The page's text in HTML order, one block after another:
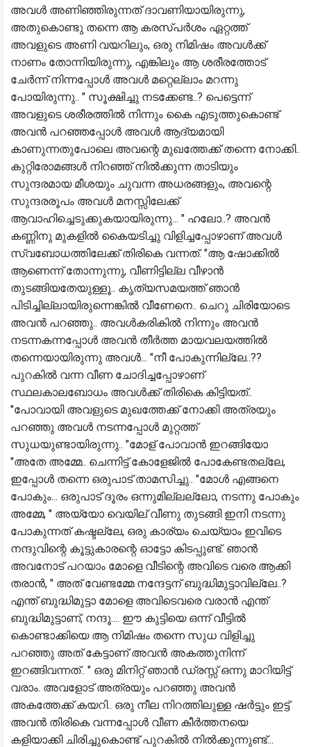
അവൾ അണിഞ്ഞിരുന്നത് ദാവണിയായിരുന്നു,
അതുകൊണ്ടു തന്നെ ആ കരസ്പർശം ഏറ്റത്ത്
അവളുടെ അണി വയറിലും, ഒരു നിമിഷം അവൾക്ക്
നാണം തോന്നിയിരുന്നു, എങ്കിലും ആ ശരീരത്തോട്
ചേർന്ന് നിന്നപ്പോൾ അവൾ മറ്റെല്ലാം മറന്നു
പോയിരുന്നു.. " സൂക്ഷിച്ചു നടക്കേണ്ട..? പെട്ടെന്ന്
അവളുടെ ശരീരത്തിൽ നിന്നും കൈ എടുത്തുകൊണ്ട്
അവൻ പറഞ്ഞപ്പോൾ അവൾ ആദ്യമായി
കാണുന്നതുപോലെ അവന്റെ മുഖത്തേക്ക് തന്നെ നോക്കി..
കുറ്റിരോമങ്ങൾ നിറഞ്ഞ് നിൽക്കുന്ന താടിയും
സുന്ദരമായ മീശയും ചുവന്ന അധരങ്ങളും, അവന്റെ
സുന്ദരരൂപം അവൾ മനസ്സിലേക്ക്
ആവാഹിച്ചെടുക്കുകയായിരുന്നു... " ഹലോ..? അവൻ
കണ്ണിനു മുകളിൽ കൈയടിച്ചു വിളിച്ചപ്പോഴാണ് അവൾ
സ്വബോധത്തിലേക്ക് തിരികെ വന്നത്. "ആ ഷോക്കിൽ
ആണെന്ന് തോന്നുന്നു, വീണിട്ടില്ല വീഴാൻ
തുടങ്ങിയതേയുള്ളൂ.. കൃത്യസമയത്ത് ഞാൻ
പിടിച്ചില്ലായിരുന്നെങ്കിൽ വീണേനെ.. ചെറു ചിരിയോടെ
അവൻ പറഞ്ഞു.. അവൾകരികിൽ നിന്നും അവൻ
നടന്നകന്നപ്പോൾ അവൻ തീർത്ത മായവലയത്തിൽ
തന്നെയായിരുന്നു അവൾ... "നീ പോകുന്നില്ലേ..??
പുറകിൽ വന്ന വീണ ചോദിച്ചപ്പോഴാണ്
സ്ഥലകാലബോധം അവൾക്ക് തിരികെ കിട്ടിയത്..
"പോവായി അവളുടെ മുഖത്തേക്ക് നോക്കി അത്രയും
പറഞ്ഞു അവൾ നടന്നപ്പോൾ മുറ്റത്ത്
സുധയുണ്ടായിരുന്നു.. "മോള് പോവാൻ ഇറങ്ങിയോ
"അതേ അമ്മേ.. ചെന്നിട്ട് കോളേജിൽ പോകേണ്ടതല്ലേ,
ഇപ്പോൾ തന്നെ ഒരുപാട് താമസിച്ചു.. "മോൾ എങ്ങനെ
പോകും... ഒരുപാട് ദൂരം ഒന്നുമില്ലല്ലോ, നടന്നു പോകും
അമ്മേ, " അയ്യോ വെയില് വീണു തുടങ്ങി ഇനി നടന്നു
പോകുന്നത് കഷ്ടല്ലേ, ഒരു കാര്യം ചെയ്യാം ഇവിടെ
നന്ദുവിന്റെ കൂട്ടുകാരന്റെ ഓട്ടോ കിടപ്പുണ്ട്. ഞാൻ
അവനോട് പറയാം മോളെ വീടിന്റെ അവിടെ വരെ ആക്കി
തരാൻ, " അത് വേണ്ടമ്മേ നന്ദേട്ടന് ബുദ്ധിമുട്ടാവില്ലേ..?
എന്ത് ബുദ്ധിമുട്ടാ മോളെ അവിടെവരെ വരാൻ എന്ത്
ബുദ്ധിമുട്ടാണ്, നന്ദൂ.... ഈ കുട്ടിയെ ഒന്ന് വീട്ടിൽ
കൊണ്ടാക്കിയെ ആ നിമിഷം തന്നെ സുധ വിളിച്ചു
പറഞ്ഞു അത് കേട്ടാണ് അവൻ അകത്തുനിന്ന്
ഇറങ്ങിവന്നത്.. " ഒരു മിനിറ്റ് ഞാൻ ഡ്രസ്സ് ഒന്നു മാറിയിട്ട്
വരാം. അവളോട് അത്രയും പറഞ്ഞു അവൻ
അകത്തേക്ക് കയറി.. ഒരു നീല നിറത്തിലുള്ള ഷർട്ടും ഇട്ട്
അവൻ തിരികെ വന്നപ്പോൾ വീണ കീർത്തനയെ
കളിയാക്കി ചിരിച്ചുകൊണ്ട് പുറകിൽ നിൽക്കുന്നുണ്ട്...